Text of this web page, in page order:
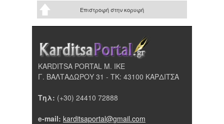
Επιστροφή στην κορυφή
KARDITSA PORTAL Μ. ΙΚΕ
Γ. ΒΑΛΤΑΔΩΡΟΥ 31 - ΤΚ: 43100 ΚΑΡΔΙΤΣΑ
Τηλ: (+30) 24410 72888
e-mail: karditsaportal@gmail.com